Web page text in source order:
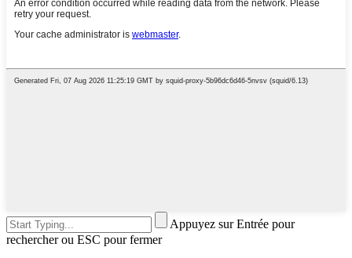
Appuyez sur Entrée pour
rechercher ou ESC pour fermer